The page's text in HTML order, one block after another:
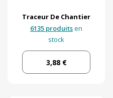
Traceur De Chantier
6135 produitsen
stock
3,88 €